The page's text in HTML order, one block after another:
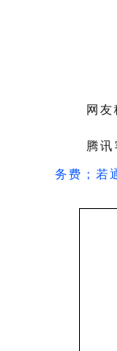
网
腾
务费；若